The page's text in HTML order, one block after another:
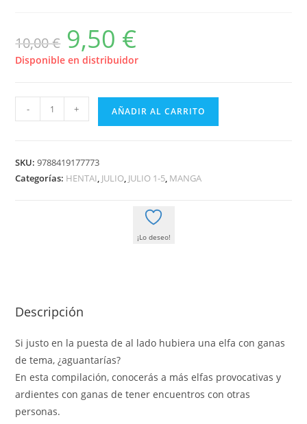
10,00€
El
precio
original
era:
9,50 €
es:
Disponible en distribuidor
CIRCUNSTANCIAS
MI
- + AÑADIR AL CARRITO
SKU:9788419177773
Categorías: HENTAI, JULIO, JULIO 1-5, MANGA
¡Lo deseo!
Descripción
Si justo en la puesta de al lado hubiera una elfa con ganas
de tema, ¿aguantarías?
En esta compilación, conocerás a más elfas provocativas y
ardientes con ganas de tener encuentros con otras
personas.